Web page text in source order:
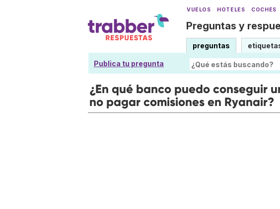
VUELOS HOTELES COCHES
Preguntas y
preguntas
Publica tu pregunta
¿En qué banco puedo conseguir
no pagar comisiones en Ryanair?